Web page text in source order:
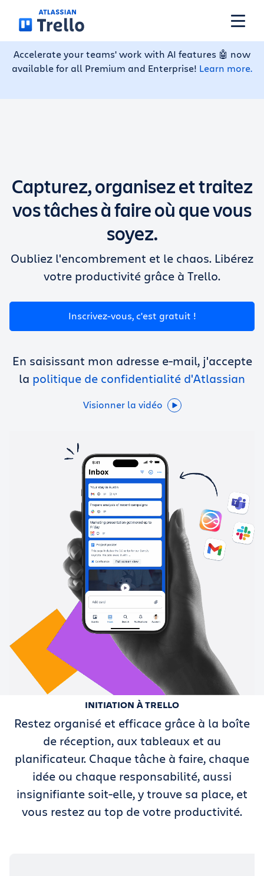
Accéder au contenu principal
Fonctionnalités
Tarifs
Obtenir Trello gratuitement
Connexion
Accelerate your teams' work with AI features 🤖 now
available for all Premium and Enterprise! Learn more.
Capturez, organisez et traitez
vos tâches à faire où que vous
soyez.
Oubliez l'encombrement et le chaos. Libérez
votre productivité grâce à Trello.
Inscrivez-vous, c'est gratuit !
En saisissant mon adresse e-mail, j'accepte
la politique de confidentialité d'Atlassian
Visionner la vidéo
INITIATION À TRELLO
Restez organisé et efficace grâce à la boîte
de réception, aux tableaux et au
planificateur. Chaque tâche à faire, chaque
idée ou chaque responsabilité, aussi
insignifiante soit-elle, y trouve sa place, et
vous restez au top de votre productivité.